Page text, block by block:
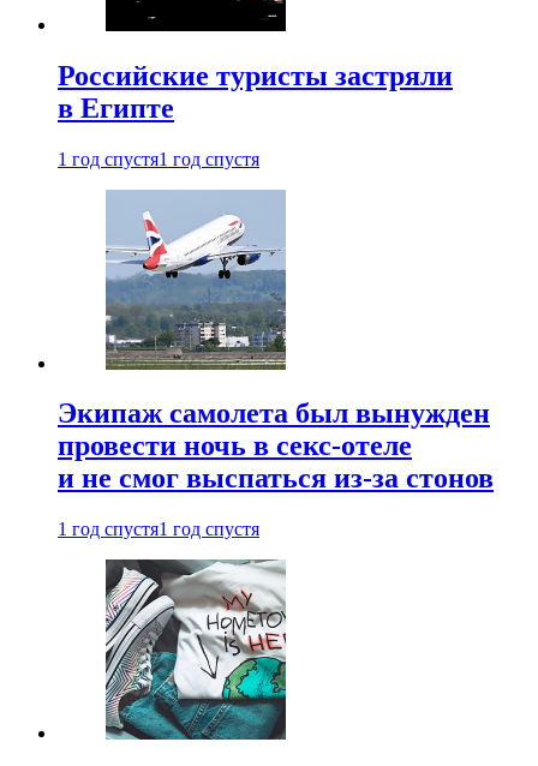
Российские туристы застряли
в Египте
1 год спустя1 год спустя
Экипаж самолета был вынужден
провести ночь в секс-отеле
и не смог выспаться из-за стонов
1 год спустя1 год спустя